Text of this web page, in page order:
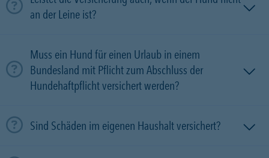
an der Leine ist?
Muss ein Hund für einen Urlaub in einem
Bundesland mit Pflicht zum Abschluss der
Hundehaftpflicht versichert werden?
Sind Schäden im eigenen Haushalt versichert?